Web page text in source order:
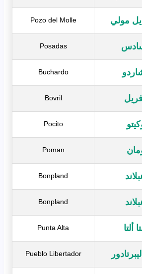
مولي Pozo del Molle
Posadas
Buchardo
Bovril
Pocito
Poman
Bonpland
Bonpland
ألتا Punta Alta
Pueblo Libertador